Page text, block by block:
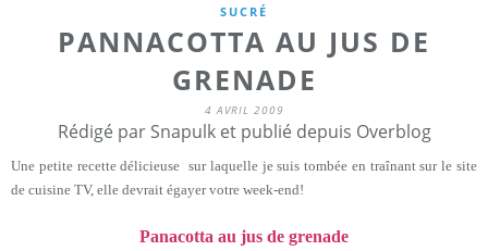
SUCRÉ
PANNACOTTA AU JUS DE
GRENADE
4 AVRIL 2009
Rédigé par Snapulk et publié depuis Overblog
Une petite recette délicieuse sur laquelle je suis tombée en traînant sur le site
de cuisine TV, elle devrait égayer votre week-end!
Panacotta au jus de grenade